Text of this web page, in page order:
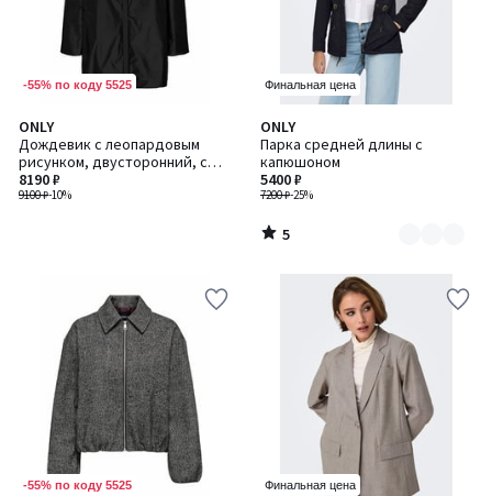
-55% по коду 5525
ONLY
Дождевик с леопардовым
рисунком, двусторонний, с
капюшоном
9100 ₽-10%
8190 ₽
Финальная цена
ONLY
Парка средней длины с
капюшоном
7200 ₽-25%
5400 ₽
5
/
5
Количество
цветов:
2
5
/
-55% по коду 5525 Финальная цена